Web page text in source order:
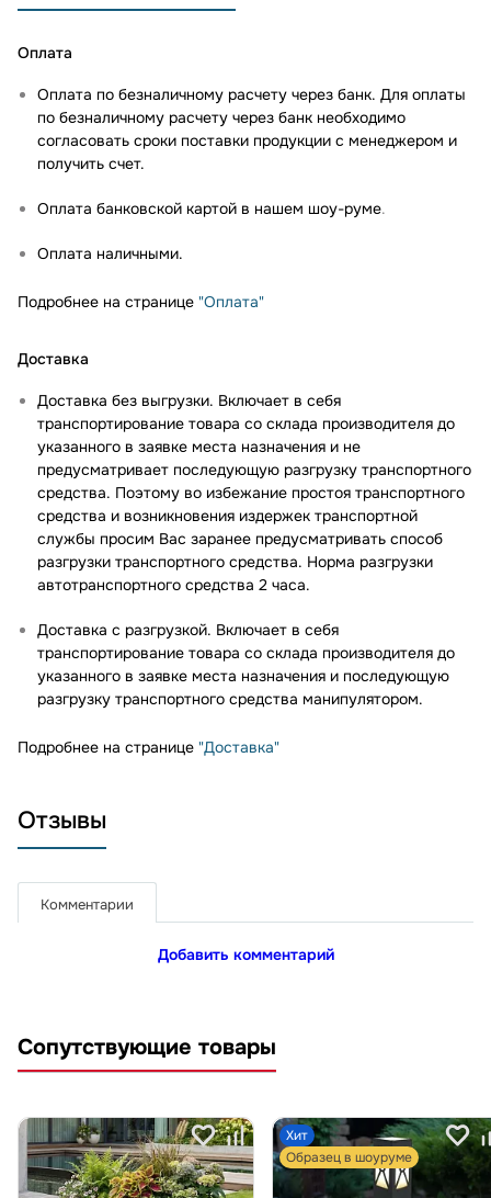
Оплата
Оплата по безналичному расчету через банк. Для оплаты
по безналичному расчету через банк необходимо
согласовать сроки поставки продукции с менеджером и
получить счет.
Оплата банковской картой в нашем шоу-руме.
Оплата наличными.
Подробнее на странице "Оплата"
Доставка
Доставка без выгрузки. Включает в себя
транспортирование товара со склада производителя до
указанного в заявке места назначения и не
предусматривает последующую разгрузку транспортного
средства. Поэтому во избежание простоя транспортного
средства и возникновения издержек транспортной
службы просим Вас заранее предусматривать способ
разгрузки транспортного средства. Норма разгрузки
автотранспортного средства 2 часа.
Доставка с разгрузкой. Включает в себя
транспортирование товара со склада производителя до
указанного в заявке места назначения и последующую
разгрузку транспортного средства манипулятором.
Подробнее на странице "Доставка"
Отзывы
Комментарии
Добавить комментарий
Сопутствующие товары
Хит
Образец в шоуруме